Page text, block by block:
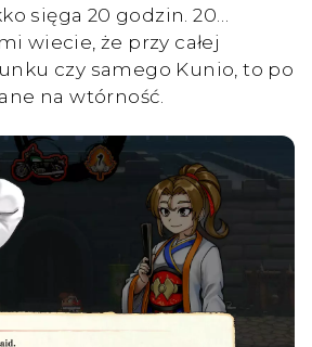
sięga 20 godzin. 20…
wiecie, że przy całej
czy samego Kunio, to po
na wtórność.